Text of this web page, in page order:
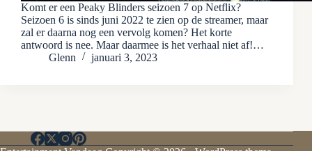
Komt er een Peaky Blinders seizoen 7 op Netflix?
Seizoen 6 is sinds juni 2022 te zien op de streamer, maar
zal er daarna nog een vervolg komen? Het korte
antwoord is nee. Maar daarmee is het verhaal niet af!…
Glenn
januari 3, 2023